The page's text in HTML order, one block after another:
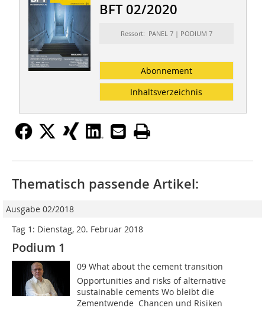
BFT 02/2020
Ressort: PANEL 7 | PODIUM 7
Abonnement
Inhaltsverzeichnis
Thematisch passende Artikel:
Ausgabe 02/2018
Tag 1: Dienstag, 20. Februar 2018
Podium 1
09 What about the cement transition 
Opportunities and risks of alternative
sustainable cements Wo bleibt die
Zementwende  Chancen und Risiken